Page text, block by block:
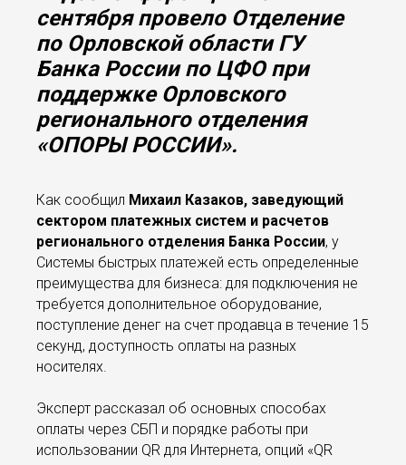
сентября провело Отделение
по Орловской области ГУ
Банка России по ЦФО при
поддержке Орловского
регионального отделения
«ОПОРЫ РОССИИ».
Как сообщил Михаил Казаков, заведующий
сектором платежных систем и расчетов
регионального отделения Банка России, у
Системы быстрых платежей есть определенные
преимущества для бизнеса: для подключения не
требуется дополнительное оборудование,
поступление денег на счет продавца в течение 15
секунд, доступность оплаты на разных
носителях.
Эксперт рассказал об основных способах
оплаты через СБП и порядке работы при
использовании QR для Интернета, опций «QR